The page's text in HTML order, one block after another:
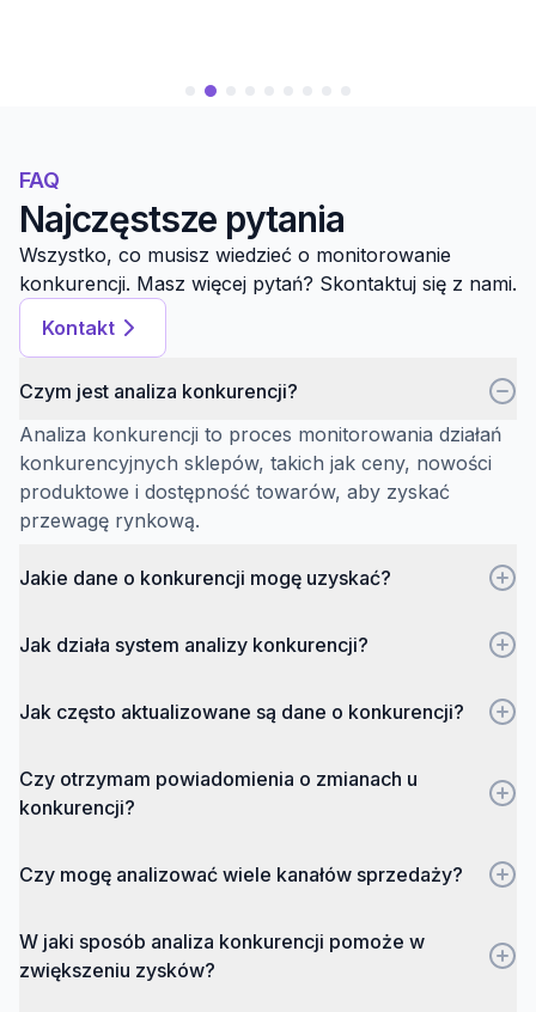
FAQ
Najczęstsze pytania
Wszystko, co musisz wiedzieć o monitorowanie
konkurencji. Masz więcej pytań? Skontaktuj się z nami.
Kontakt
Czym jest analiza konkurencji?
Analiza konkurencji to proces monitorowania działań
konkurencyjnych sklepów, takich jak ceny, nowości
produktowe i dostępność towarów, aby zyskać
przewagę rynkową.
Jakie dane o konkurencji mogę uzyskać?
Jak działa system analizy konkurencji?
Jak często aktualizowane są dane o konkurencji?
Czy otrzymam powiadomienia o zmianach u
konkurencji?
Czy mogę analizować wiele kanałów sprzedaży?
W jaki sposób analiza konkurencji pomoże w
zwiększeniu zysków?